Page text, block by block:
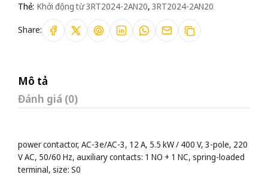
Thẻ: Khởi động từ 3RT2024-2AN20, 3RT2024-2AN20
Share:
Mô tả
Đánh giá (0)
power contactor, AC-3e/AC-3, 12 A, 5.5 kW / 400 V, 3-pole, 220
V AC, 50/60 Hz, auxiliary contacts: 1 NO + 1 NC, spring-loaded
terminal, size: S0